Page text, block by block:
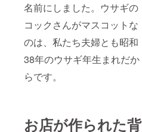
名前にしました。ウサギの
コックさんがマスコットな
のは、私たち夫婦とも昭和
38年のウサギ年生まれだか
らです。
お店が作られた背